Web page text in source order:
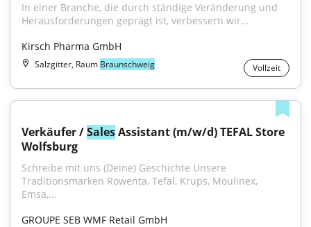
In einer Branche, die durch ständige Veränderung und
Herausforderungen geprägt ist, verbessern wir...
Kirsch Pharma GmbH
Salzgitter, Raum Braunschweig Vollzeit
Verkäufer / Sales Assistant (m/w/d) TEFAL Store
Wolfsburg
Schreibe mit uns (Deine) Geschichte Unsere
Traditionsmarken Rowenta, Tefal, Krups, Moulinex,
Emsa,...
GROUPE SEB WMF Retail GmbH